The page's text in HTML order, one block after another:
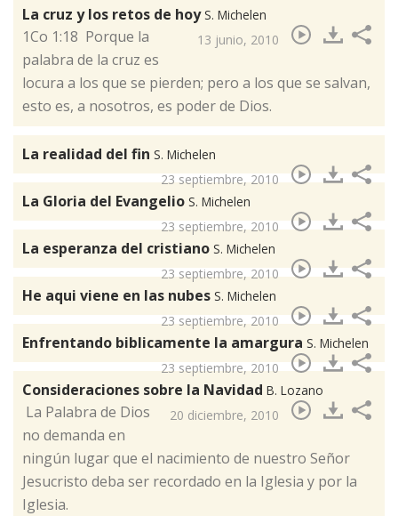
La cruz y los retos de hoyS. Michelen
13 junio, 2010
​1Co 1:18 Porque la
palabra de la cruz es
locura a los que se pierden; pero a los que se salvan,
esto es, a nosotros, es poder de Dios.
La realidad del fin S. Michelen
23 septiembre, 2010
La Gloria del Evangelio S. Michelen
23 septiembre, 2010
La esperanza del cristiano S. Michelen
23 septiembre, 2010
He aqui viene en las nubes S. Michelen
23 septiembre, 2010
Enfrentando biblicamente la amargura S. Michelen
23 septiembre, 2010
Consideraciones sobre la Navidad B. Lozano
20 diciembre, 2010
​ La Palabra de Dios
no demanda en
ningún lugar que el nacimiento de nuestro Señor
Jesucristo deba ser recordado en la Iglesia y por la
Iglesia.